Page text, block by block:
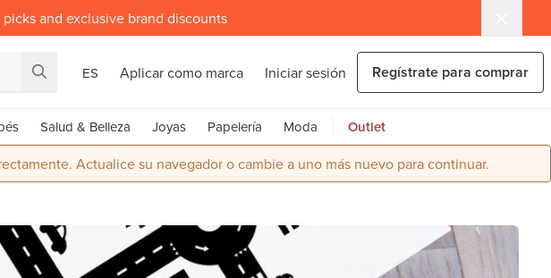
and exclusive brand discounts
ES Aplicar como marca Iniciar sesión Regístrate para comprar
Salud & Belleza Joyas Papelería Moda Outlet
Actualice su navegador o cambie a uno más nuevo para continuar.